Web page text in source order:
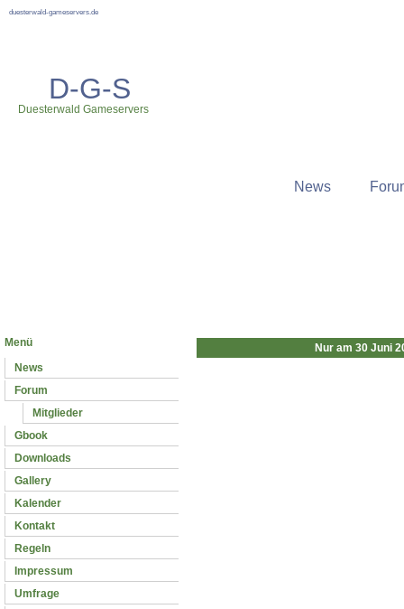
duesterwald-gameservers.de
D-G-S
Duesterwald Gameservers
News
Menü
News
Forum
Mitglieder
Gbook
Downloads
Gallery
Kalender
Kontakt
Regeln
Impressum
Umfrage
Nur am 30 Juni